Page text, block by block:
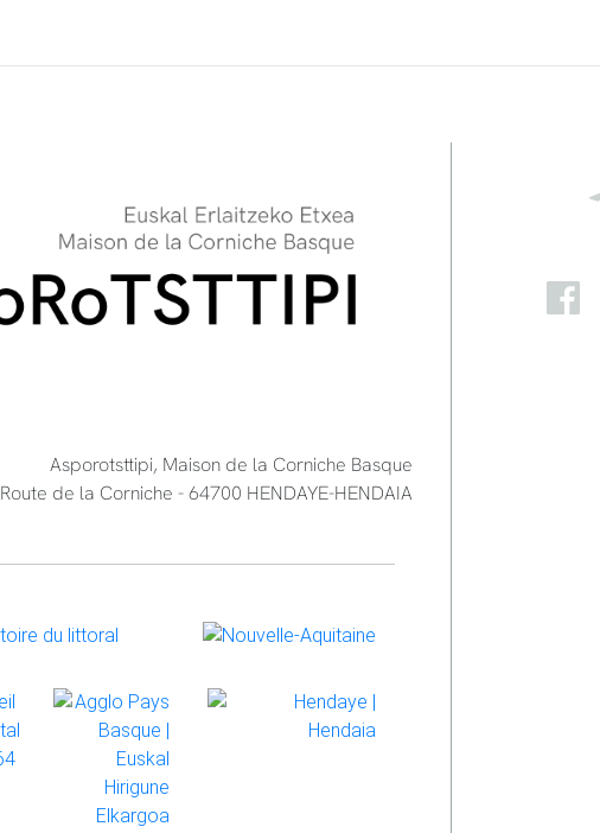
Asporotsttipi, Maison de la Corniche Basque
Route de la Corniche - 64700 HENDAYE-HENDAIA